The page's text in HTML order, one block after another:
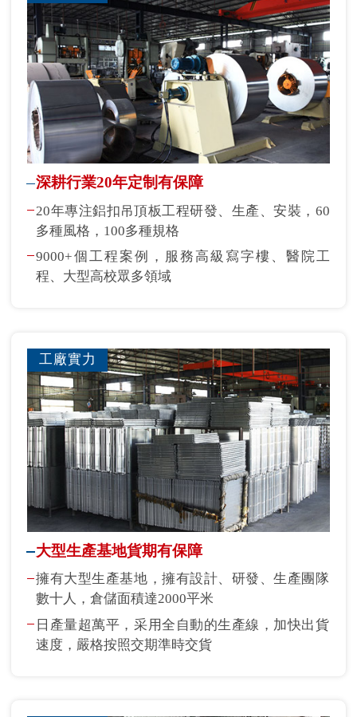
深耕行業20年定制有保障
20年專注鋁扣吊頂板工程研發、生產、安裝，60
多種風格，100多種規格
9000+個工程案例，服務高級寫字樓、醫院工
程、大型高校眾多領域
工廠實力
大型生產基地貨期有保障
擁有大型生產基地，擁有設計、研發、生產團隊
數十人，倉儲面積達2000平米
日產量超萬平，采用全自動的生產線，加快出貨
速度，嚴格按照交期準時交貨